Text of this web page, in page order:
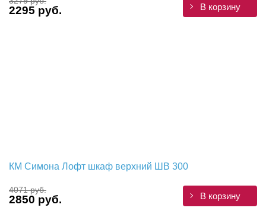
2295 руб. В корзину
КМ Симона Лофт шкаф верхний ШВ 300
4071 руб.
2850 руб. В корзину